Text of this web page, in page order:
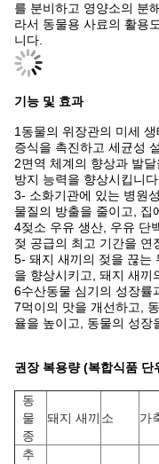
를 분비하고 영양소의 분
라서 동물용 사료의 활용
니다.
기능 및 효과
1동물의 위장관의 미세
증식을 촉진하고 세균성
2면역 체계의 향상과 발
방지 능력을 향상시킵니다.
3- 소화기관에 있는 병원
물질의 방출을 줄이고, 집
4젖소 우유 생산, 우유 단
젖 공급의 최고 기간을 연
5- 돼지 새끼의 젖을 끊는
을 향상시키고, 돼지 새끼
6수산동물 심기의 성장률
7먹이의 맛을 개선하고,
율을 높이고, 동물의 성장
권장 복용량 (복합식품
동
물
종
돼지 새끼 소 가
추